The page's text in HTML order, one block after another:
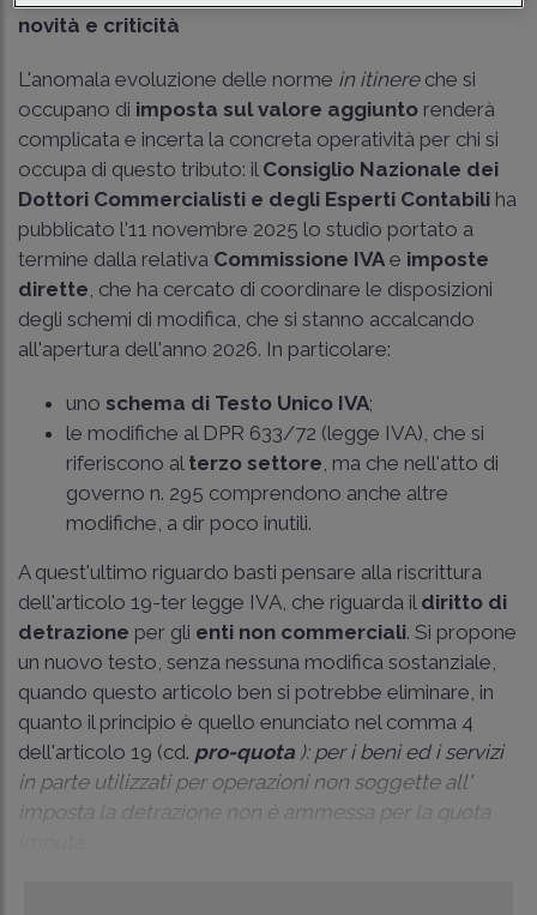
novità e criticità
L'anomala evoluzione delle norme in itinere che si
occupano di imposta sul valore aggiunto renderà
complicata e incerta la concreta operatività per chi si
occupa di questo tributo: il Consiglio Nazionale dei
Dottori Commercialisti e degli Esperti Contabili ha
pubblicato l'11 novembre 2025 lo studio portato a
termine dalla relativa Commissione IVA e imposte
dirette , che ha cercato di coordinare le disposizioni
degli schemi di modifica, che si stanno accalcando
all'apertura dell'anno 2026. In particolare:
uno schema di Testo Unico IVA;
le modifiche al DPR 633/72 (legge IVA), che si
riferiscono al terzo settore , ma che nell'atto di
governo n. 295 comprendono anche altre
modifiche, a dir poco inutili.
A quest'ultimo riguardo basti pensare alla riscrittura
dell'articolo 19-ter legge IVA, che riguarda il diritto di
detrazione per gli enti non commerciali. Si propone
un nuovo testo, senza nessuna modifica sostanziale,
quando questo articolo ben si potrebbe eliminare, in
quanto il principio è quello enunciato nel comma 4
dell'articolo 19 (cd. pro-quota ): per i beni ed i servizi
in parte utilizzati per operazioni non soggette all'
imposta la detrazione non è ammessa per la quota